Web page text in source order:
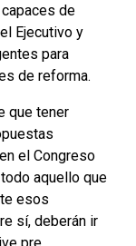
de
Ejecutivo y
para
de reforma.
que tener
el Congreso
aquello que
esos
sí, deberán ir